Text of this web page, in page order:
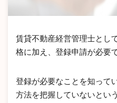
賃貸不動産経営管理士とし
格に加え、登録申請が必要で
登録が必要なことを知って
方法を把握していないとい